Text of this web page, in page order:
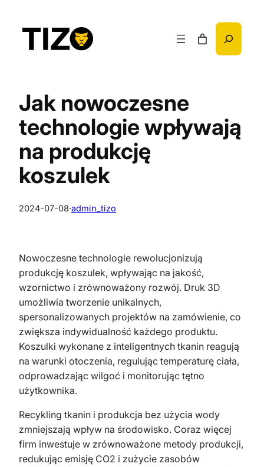
Szukaj
Jak nowoczesne
technologie wpływają
na produkcję
koszulek
2024-07-08·admin_tizo
Nowoczesne technologie rewolucjonizują
produkcję koszulek, wpływając na jakość,
wzornictwo i zrównoważony rozwój. Druk 3D
umożliwia tworzenie unikalnych,
spersonalizowanych projektów na zamówienie, co
zwiększa indywidualność każdego produktu.
Koszulki wykonane z inteligentnych tkanin reagują
na warunki otoczenia, regulując temperaturę ciała,
odprowadzając wilgoć i monitorując tętno
użytkownika.
Recykling tkanin i produkcja bez użycia wody
zmniejszają wpływ na środowisko. Coraz więcej
firm inwestuje w zrównoważone metody produkcji,
redukując emisję CO2 i zużycie zasobów